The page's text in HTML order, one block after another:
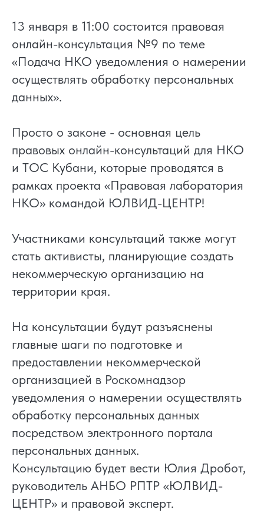
13 января в 11:00 состоится правовая
онлайн-консультация №9 по теме
«Подача НКО уведомления о намерении
осуществлять обработку персональных
данных».
Просто о законе - основная цель
правовых онлайн-консультаций для НКО
и ТОС Кубани, которые проводятся в
рамках проекта «Правовая лаборатория
НКО» командой ЮЛВИД-ЦЕНТР!
Участниками консультаций также могут
стать активисты, планирующие создать
некоммерческую организацию на
территории края.
На консультации будут разъяснены
главные шаги по подготовке и
предоставлении некоммерческой
организацией в Роскомнадзор
уведомления о намерении осуществлять
обработку персональных данных
посредством электронного портала
персональных данных.
Консультацию будет вести Юлия Дробот,
руководитель АНБО РПТР «ЮЛВИД-
ЦЕНТР» и правовой эксперт.